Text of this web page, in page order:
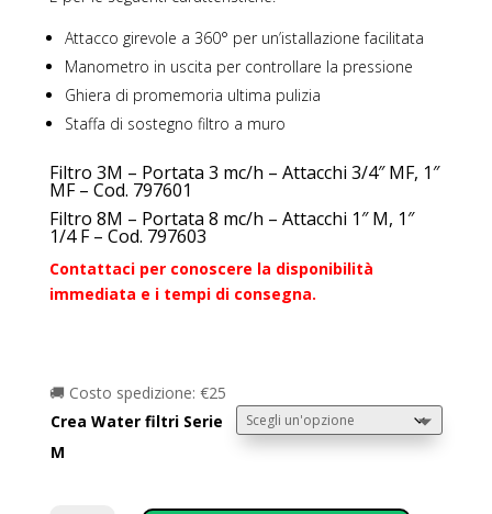
Attacco girevole a 360° per un’istallazione facilitata
Manometro in uscita per controllare la pressione
Ghiera di promemoria ultima pulizia
Staffa di sostegno filtro a muro
Filtro 3M – Portata 3 mc/h – Attacchi 3/4″ MF, 1″
MF – Cod. 797601
Filtro 8M – Portata 8 mc/h – Attacchi 1″ M, 1″
1/4 F – Cod. 797603
Contattaci per conoscere la disponibilità
immediata e i tempi di consegna.
🚚 Costo spedizione: €25
Crea Water filtri Serie
M